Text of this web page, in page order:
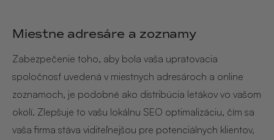
Miestne adresáre a zoznamy
Zabezpečenie toho, aby bola vaša upratovacia
spoločnosť uvedená v miestnych adresároch a online
zoznamoch, je podobné ako distribúcia letákov vo vašom
okolí. Zlepšuje to vašu lokálnu SEO optimalizáciu, čím sa
vaša firma stáva viditeľnejšou pre potenciálnych klientov,